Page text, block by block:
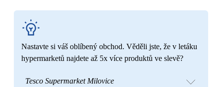
Nastavte si váš oblíbený obchod. Věděli jste, že v letáku
hypermarketů najdete až 5x více produktů ve slevě?
Tesco Supermarket Milovice